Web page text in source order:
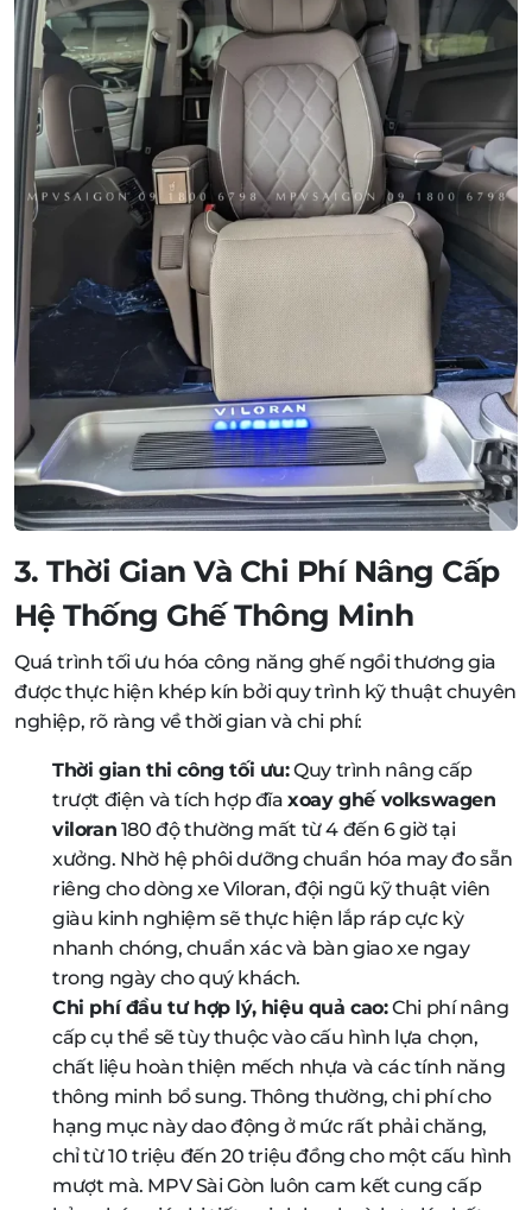
3. Thời Gian Và Chi Phí Nâng Cấp
Hệ Thống Ghế Thông Minh
Quá trình tối ưu hóa công năng ghế ngồi thương gia
được thực hiện khép kín bởi quy trình kỹ thuật chuyên
nghiệp, rõ ràng về thời gian và chi phí:
Thời gian thi công tối ưu:Quy trình nâng cấp
trượt điện và tích hợp đĩaxoay ghế volkswagen
viloran 180 độ thường mất từ 4 đến 6 giờ tại
xưởng. Nhờ hệ phôi dưỡng chuẩn hóa may đo sẵn
riêng cho dòng xe Viloran, đội ngũ kỹ thuật viên
giàu kinh nghiệm sẽ thực hiện lắp ráp cực kỳ
nhanh chóng, chuẩn xác và bàn giao xe ngay
trong ngày cho quý khách.
Chi phí đầu tư hợp lý, hiệu quả cao:Chi phí nâng
cấp cụ thể sẽ tùy thuộc vào cấu hình lựa chọn,
chất liệu hoàn thiện mếch nhựa và các tính năng
thông minh bổ sung. Thông thường, chi phí cho
hạng mục này dao động ở mức rất phải chăng,
chỉ từ 10 triệu đến 20 triệu đồng cho một cấu hình
mượt mà. MPV Sài Gòn luôn cam kết cung cấp